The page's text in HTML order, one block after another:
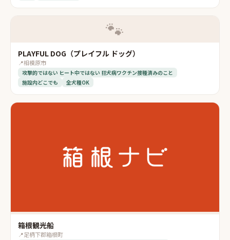
🐾
PLAYFUL DOG（プレイフル ドッグ）
📍相模原市
攻撃的ではない ヒート中ではない 狂犬病ワクチン接種済みのこと
施設内どこでも
全犬種OK
箱根観光船
📍足柄下郡箱根町